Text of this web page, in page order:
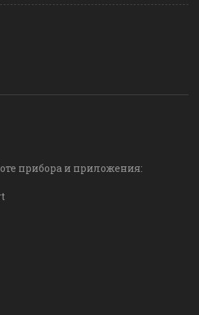
прибора и приложения: